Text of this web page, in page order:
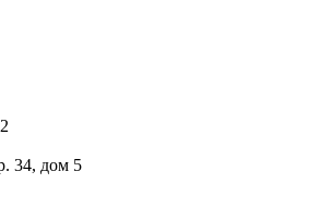
34, дом 5
нить) и комплектующие